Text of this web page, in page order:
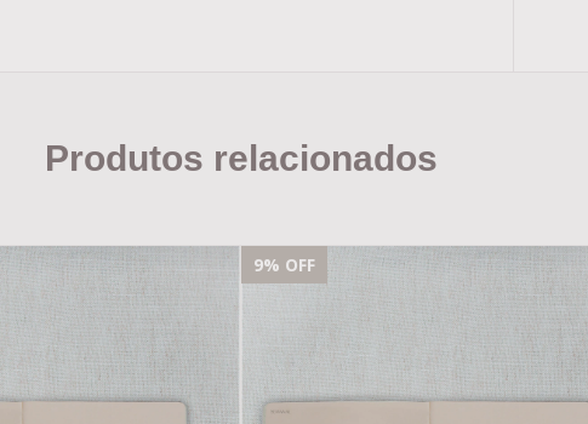
Produtos relacionados
9% OFF